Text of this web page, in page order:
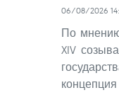
06/08/2026
По
XIV